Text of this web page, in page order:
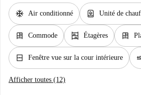
ac_unit Air conditionné water_heater Unité de
dresser Commode shelves Étagères dresser
window_closed Fenêtre vue sur la cour intérieure
Afficher toutes (12)